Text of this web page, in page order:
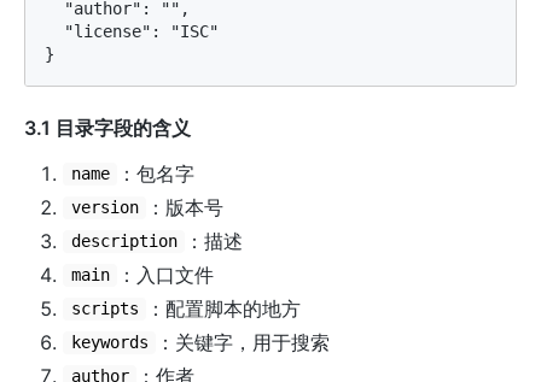
  "author": "",
  "license": "ISC"
3.1 目录字段的含义
name ：包名字
version ：版本号
description ：描述
main ：入口文件
scripts ：配置脚本的地方
keywords ：关键字，用于搜索
author ：作者